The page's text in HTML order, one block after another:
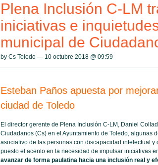
Plena Inclusión C-LM
iniciativas e
municipal de
by Cs Toledo — 10 octubre 2018 @ 09:59
Esteban Paños apuesta por
ciudad de Toledo
El director gerente de Plena Inclusión C-LM, Daniel
Ciudadanos (Cs) en el Ayuntamiento de Toledo, algunas
asociativo de las personas con discapacidad intelectual
puesto el acento en la necesidad de impulsar iniciativas
avanzar de forma paulatina hacia una inclusión real y